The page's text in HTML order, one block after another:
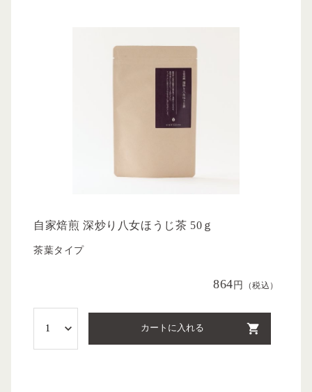
自家焙煎 深炒り八女ほうじ茶 50ｇ
茶葉タイプ
864 円 （税込）
カートに入れる